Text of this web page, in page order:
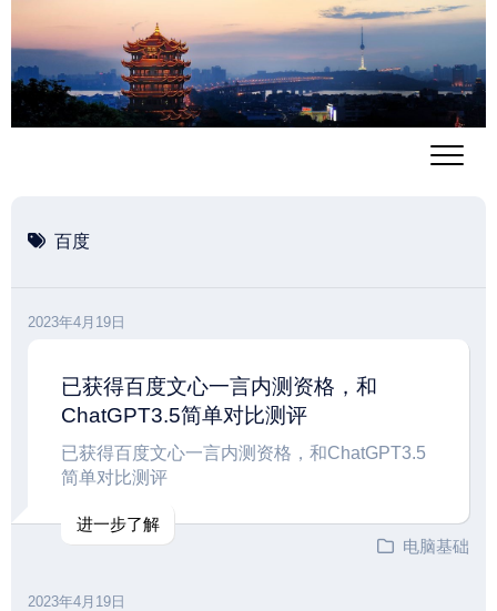
至
容
百度
2023年4月19日
已获得百度文心一言内测资格，和
ChatGPT3.5简单对比测评
已获得百度文心一言内测资格，和ChatGPT3.5
简单对比测评
进一步了解
电脑基础
2023年4月19日